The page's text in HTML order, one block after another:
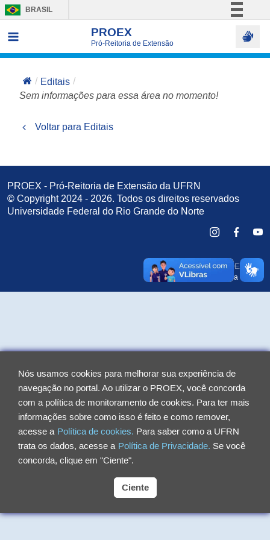
BRASIL
Comunica BR
PROEX
Pró-Reitoria de Extensão
Nós usamos cookies para melhorar sua experiência de
navegação no portal. Ao utilizar o PROEX, você concorda
com a política de monitoramento de cookies. Para ter mais
informações sobre como isso é feito e como remover,
acesse a Política de cookies. Para saber como a UFRN
trata os dados, acesse a Política de Privacidade. Se você
concorda, clique em "Ciente".
Ciente
Editais
Sem informações para essa área no momento!
Voltar para Editais
PROEX - Pró-Reitoria de Extensão da UFRN
© Copyright 2024 - 2026. Todos os direitos reservados
Universidade Federal do Rio Grande do Norte
Desenvolvido pela PROEX eSTI
Detalhes da equipe